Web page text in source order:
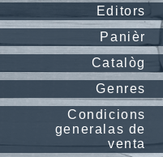
Editors
Panièr
Catalòg
Genres
Condicions
generalas de
venta